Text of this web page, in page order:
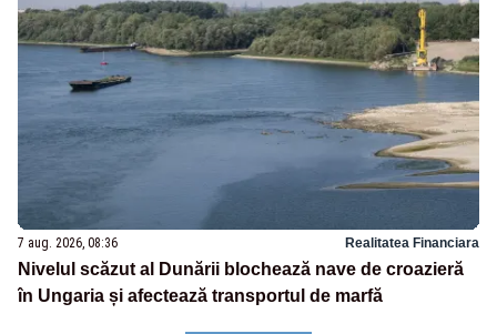
7 aug. 2026, 08:36 Realitatea Financiara
Nivelul scăzut al Dunării blochează nave de croazieră
în Ungaria și afectează transportul de marfă